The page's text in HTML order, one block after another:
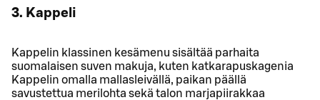
3. Kappeli
Kappelin klassinen kesämenu sisältää parhaita
suomalaisen suven makuja, kuten katkarapuskagenia
Kappelin omalla mallasleivällä, paikan päällä
savustettua merilohta sekä talon marjapiirakkaa